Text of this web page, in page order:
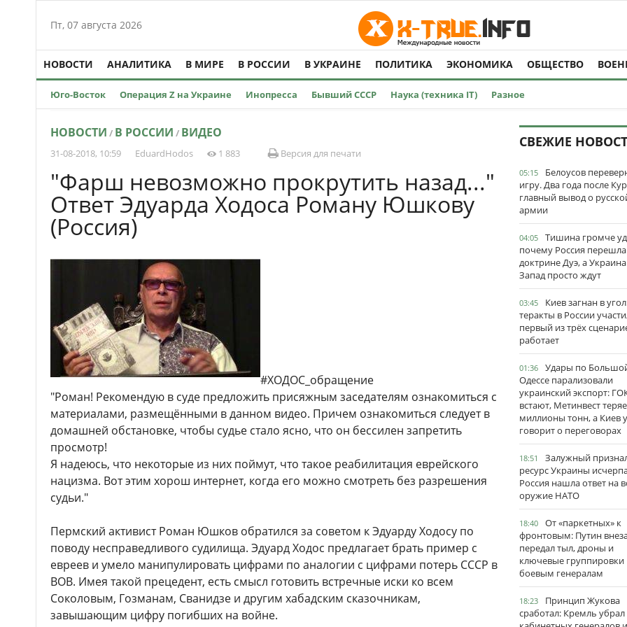
Пт, 07 августа 2026
НОВОСТИ АНАЛИТИКА В МИРЕ В РОССИИ В УКРАИНЕ ПОЛИТИКА ЭКОНОМИКА ОБЩЕСТВО
Юго-Восток Операция Z на Украине Инопресса Бывший СССР Наука (техника IT) Разное
НОВОСТИ / В РОССИИ / ВИДЕО
31-08-2018, 10:59 EduardHodos 1 883 Версия для печати
"Фарш невозможно прокрутить назад..."
Ответ Эдуарда Ходоса Роману Юшкову
(Россия)
#ХОДОС_обращение
"Роман! Рекомендую в суде предложить присяжным заседателям ознакомиться с
материалами, размещёнными в данном видео. Причем ознакомиться следует в
домашней обстановке, чтобы судье стало ясно, что он бессилен запретить
просмотр!
Я надеюсь, что некоторые из них поймут, что такое реабилитация еврейского
нацизма. Вот этим хорош интернет, когда его можно смотреть без разрешения
судьи."
Пермский активист Роман Юшков обратился за советом к Эдуарду Ходосу по
поводу несправедливого судилища. Эдуард Ходос предлагает брать пример с
евреев и умело манипулировать цифрами по аналогии с цифрами потерь СССР в
ВОВ. Имея такой прецедент, есть смысл готовить встречные иски ко всем
Соколовым, Гозманам, Сванидзе и другим хабадским сказочникам,
завышающим цифру погибших на войне.
СВЕЖИЕ
05:15
Белоусов
игру. Два года после
главный вывод о
армии
04:05
Тишина громче
почему Россия
доктрине Дуэ, а
Запад просто ждут
03:45
Киев загнан в
теракты в России
первый из трёх
работает
01:36
Удары по
Одессе парализовали
украинский экспорт:
встают, Метинвест
миллионы тонн, а Киев
говорит о переговорах
18:51
Залужный
ресурс Украины
Россия нашла ответ на
оружие НАТО
18:40
От «паркетных» к
фронтовым: Путин
передал тыл, дроны и
ключевые группировки
боевым генералам
18:23
Принцип Жукова
сработал: Кремль убрал